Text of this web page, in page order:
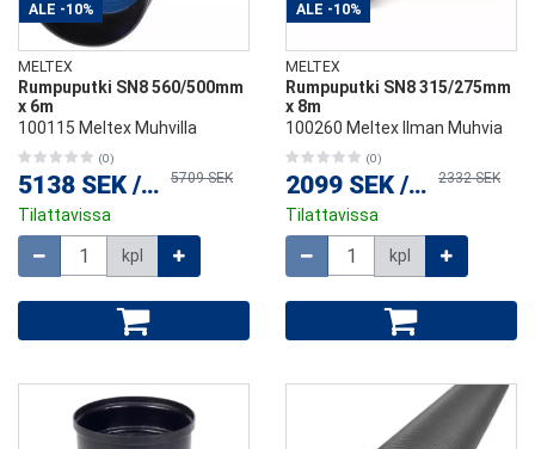
ALE -10%
MELTEX
Rumpuputki SN8 560/500mm
x 6m
100115 Meltex Muhvilla
(0)
5138 SEK / kpl5709 SEK
Tilattavissa
kpl
ALE -10%
MELTEX
Rumpuputki SN8 315/275mm
x 8m
100260 Meltex Ilman Muhvia
(0)
2099 SEK / kpl2332 SEK
Tilattavissa
kpl